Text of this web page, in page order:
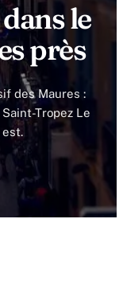
le
près
des Maures :
Tropez Le
est.